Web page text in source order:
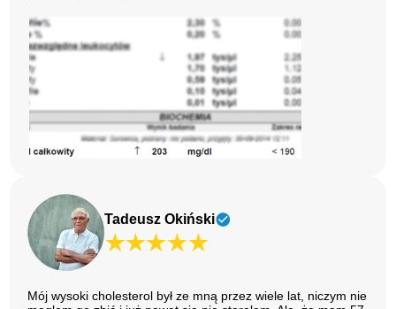
Tadeusz Okiński
Mój wysoki cholesterol był ze mną przez wiele lat, niczym nie